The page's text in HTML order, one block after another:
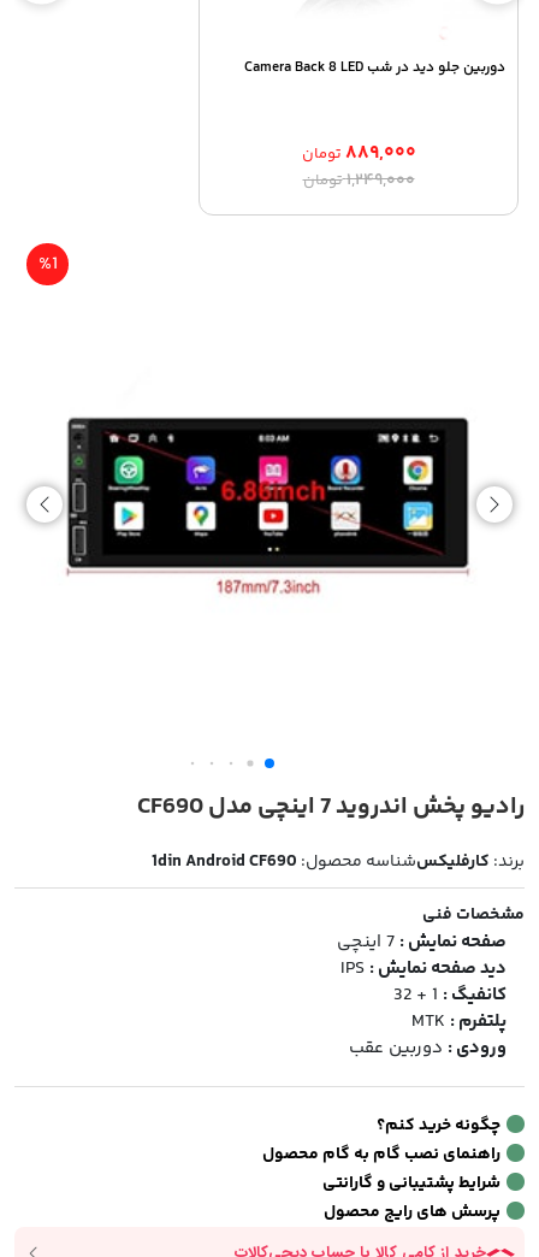
دوربین جلو دید در شب Camera Back 8 LED
۱,۲۴۹,۰۰۰تومانقیمت
۱,۲۴۹,۰۰۰ تومان
۸۸۹,۰۰۰ تومان
قیمت
۸۸۹,۰۰۰ تومان.
%1
رادیو پخش اندروید 7 اینچی مدل CF690
برند: کارفلیکسشناسه محصول: 1din Android CF690
مشخصات فنی
صفحه نمایش : 7 اینچی
دید صفحه نمایش : IPS
کانفیگ : 1 + 32
پلتفرم : MTK
ورودی : دوربین عقب
چگونه خرید کنم؟
راهنمای نصب گام به گام محصول
شرایط پشتیبانی و گارانتی
پرسش های رایج محصول